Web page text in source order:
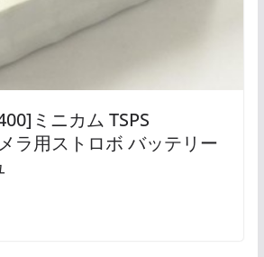
ミニカム TSPS
ラ用ストロボ バッテリー